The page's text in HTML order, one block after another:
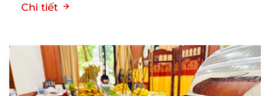
Chi tiết